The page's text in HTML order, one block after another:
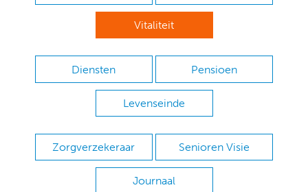
Vitaliteit
Diensten Pensioen
Levenseinde
Zorgverzekeraar Senioren Visie
Journaal